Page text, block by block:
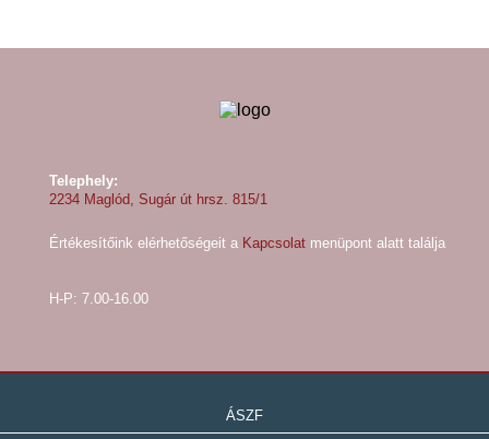
Telephely:
2234 Maglód, Sugár út hrsz. 815/1
Értékesítőink elérhetőségeit a Kapcsolat menüpont alatt találja
H-P: 7.00-16.00
ÁSZF